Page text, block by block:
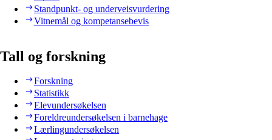
Standpunkt- og underveisvurdering
Vitnemål og kompetansebevis
Tall og forskning
Forskning
Statistikk
Elevundersøkelsen
Foreldreundersøkelsen i barnehage
Lærlingundersøkelsen